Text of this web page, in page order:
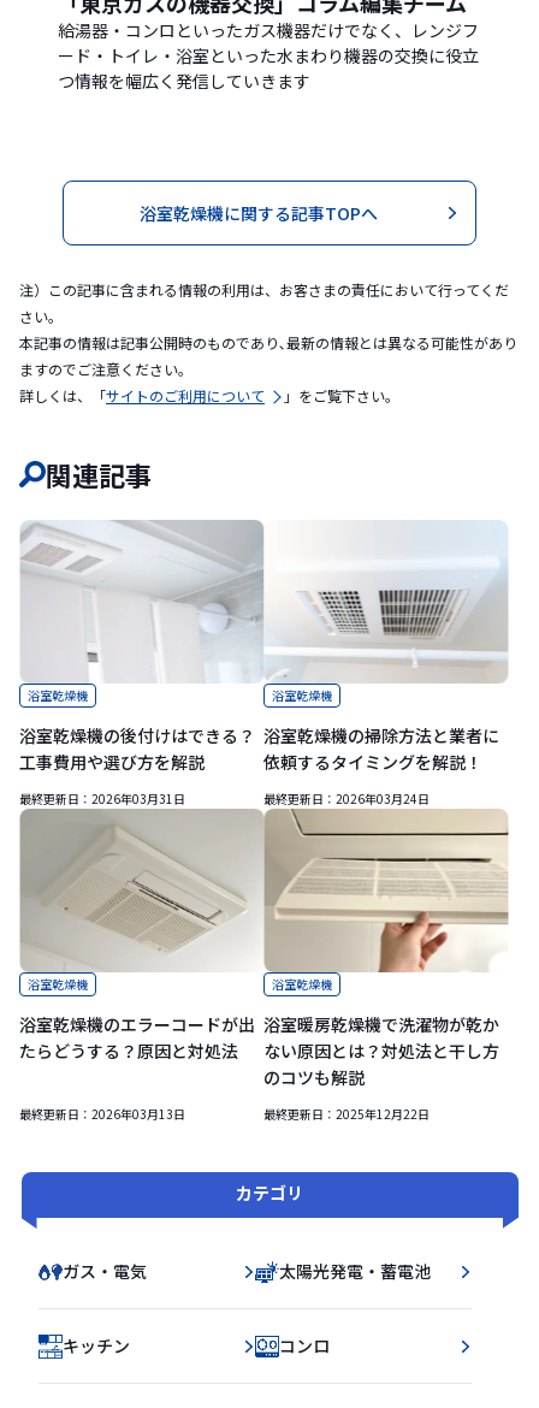
給湯器・コンロといったガス機器だけでなく、レンジフ
ード・トイレ・浴室といった水まわり機器の交換に役立
つ情報を幅広く発信していきます
浴室乾燥機に関する記事TOPへ
注）この記事に含まれる情報の利用は、お客さまの責任において行ってくだ
さい。
本記事の情報は記事公開時のものであり､最新の情報とは異なる可能性があり
ますのでご注意ください｡
詳しくは、「サイトのご利用について 」をご覧下さい。
関連記事
浴室乾燥機
浴室乾燥機の後付けはできる？
工事費用や選び方を解説
最終更新日： 2026年03月31日
浴室乾燥機
浴室乾燥機の掃除方法と業者に
依頼するタイミングを解説！
最終更新日： 2026年03月24日
浴室乾燥機
浴室乾燥機のエラーコードが出
たらどうする？原因と対処法
最終更新日： 2026年03月13日
浴室乾燥機
浴室暖房乾燥機で洗濯物が乾か
ない原因とは？対処法と干し方
のコツも解説
最終更新日： 2025年12月22日
カテゴリ
ガス・電気 太陽光発電・蓄電池
キッチン コンロ